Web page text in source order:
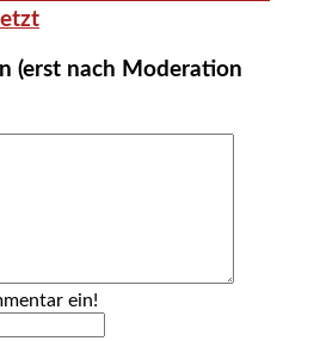
(erst nach Moderation
ein!